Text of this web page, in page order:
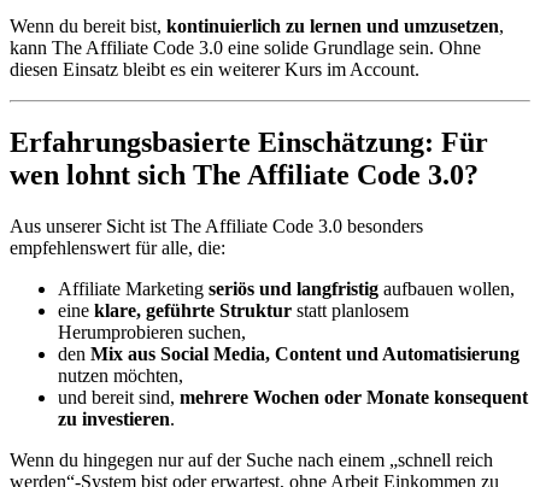
Wenn du bereit bist, kontinuierlich zu lernen und umzusetzen,
kann The Affiliate Code 3.0 eine solide Grundlage sein. Ohne
diesen Einsatz bleibt es ein weiterer Kurs im Account.
Erfahrungsbasierte Einschätzung: Für
wen lohnt sich The Affiliate Code 3.0?
Aus unserer Sicht ist The Affiliate Code 3.0 besonders
empfehlenswert für alle, die:
Affiliate Marketing seriös und langfristig aufbauen wollen,
eine klare, geführte Struktur statt planlosem
Herumprobieren suchen,
den Mix aus Social Media, Content und Automatisierung
nutzen möchten,
und bereit sind, mehrere Wochen oder Monate konsequent
zu investieren.
Wenn du hingegen nur auf der Suche nach einem „schnell reich
werden“-System bist oder erwartest, ohne Arbeit Einkommen zu